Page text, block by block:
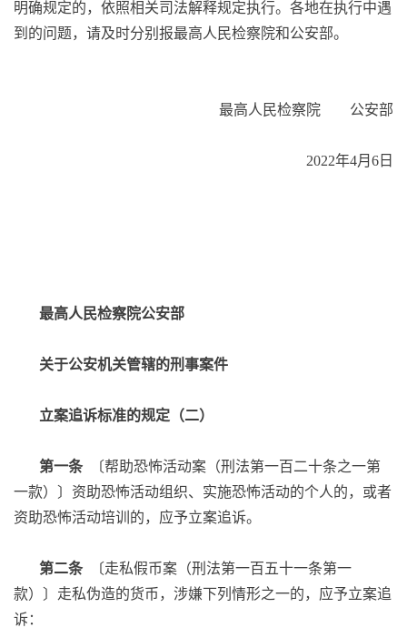
明确规定的，依照相关司法解释规定执行。各地在执行中遇
到的问题，请及时分别报最高人民检察院和公安部。
最高人民检察院 公安部
2022年4月6日
最高人民检察院公安部
关于公安机关管辖的刑事案件
立案追诉标准的规定（二）
第一条
〔帮助恐怖活动案（刑法第一百二十条之一第
一款）〕资助恐怖活动组织、实施恐怖活动的个人的，或者
资助恐怖活动培训的，应予立案追诉。
第二条 〔走私假币案（刑法第一百五十一条第一
款）〕走私伪造的货币，涉嫌下列情形之一的，应予立案追
诉：